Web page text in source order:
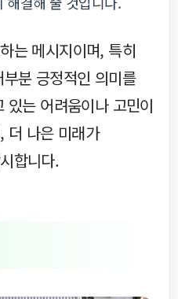
는 메시지이며, 특히
분 긍정적인 의미를
있는 어려움이나 고민이
더 나은 미래가
합니다.